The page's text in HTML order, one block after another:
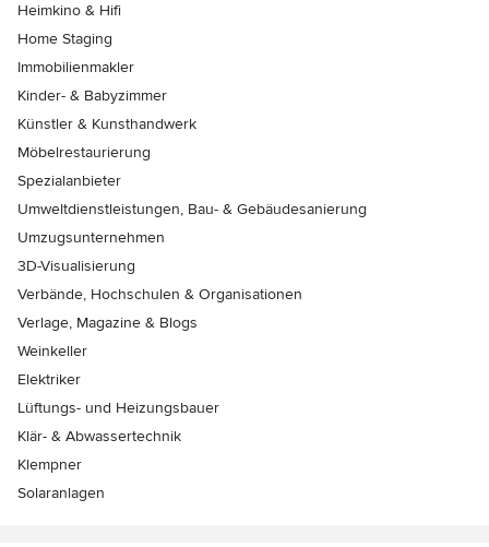
Heimkino & Hifi
Home Staging
Immobilienmakler
Kinder- & Babyzimmer
Künstler & Kunsthandwerk
Möbelrestaurierung
Spezialanbieter
Umweltdienstleistungen, Bau- & Gebäudesanierung
Umzugsunternehmen
3D-Visualisierung
Verbände, Hochschulen & Organisationen
Verlage, Magazine & Blogs
Weinkeller
Elektriker
Lüftungs- und Heizungsbauer
Klär- & Abwassertechnik
Klempner
Solaranlagen